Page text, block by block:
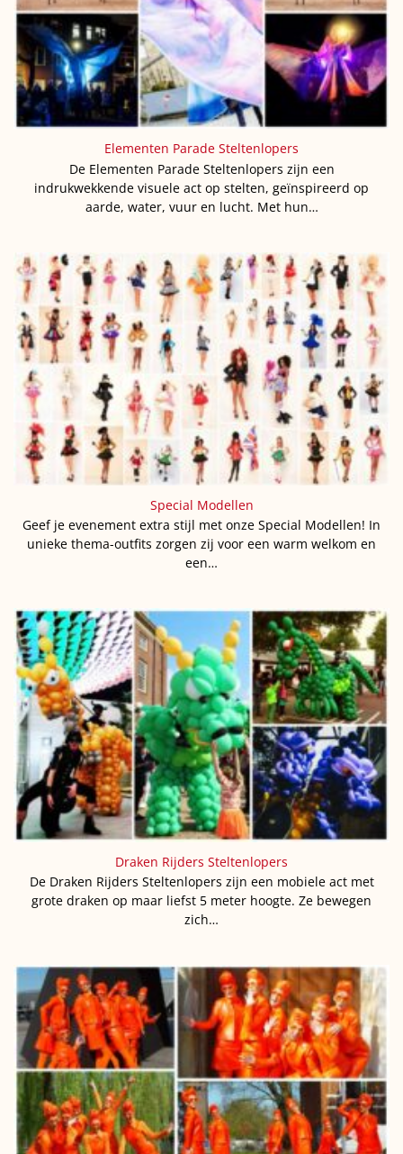
Elementen Parade Steltenlopers
De Elementen Parade Steltenlopers zijn een
indrukwekkende visuele act op stelten, geïnspireerd op
aarde, water, vuur en lucht. Met hun…
Special Modellen
Geef je evenement extra stijl met onze Special Modellen! In
unieke thema-outfits zorgen zij voor een warm welkom en
een…
Draken Rijders Steltenlopers
De Draken Rijders Steltenlopers zijn een mobiele act met
grote draken op maar liefst 5 meter hoogte. Ze bewegen
zich…